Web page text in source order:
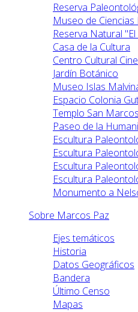
Reserva
Museo de
Reserva Natural
Casa de la Cultura
Centro Cultural
Jardín Botánico
Museo Islas
Espacio Colonia
Templo San
Paseo de la
Escultura
Escultura
Escultura
Escultura
Monumento a
Sobre Marcos Paz
Ejes temáticos
Historia
Datos Geográficos
Bandera
Último Censo
Mapas